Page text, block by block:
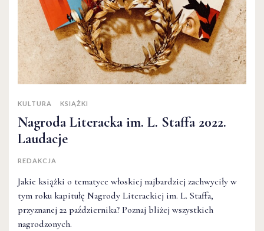
KULTURA KSIĄŻKI
Nagroda Literacka im. L. Staffa 2022.
Laudacje
REDAKCJA
Jakie książki o tematyce włoskiej najbardziej zachwyciły w
tym roku kapitułę Nagrody Literackiej im. L. Staffa,
przyznanej 22 października? Poznaj bliżej wszystkich
nagrodzonych.